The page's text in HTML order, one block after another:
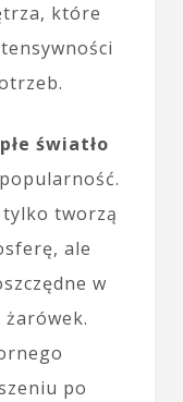
które
światło
tylko tworzą
ale
w
po